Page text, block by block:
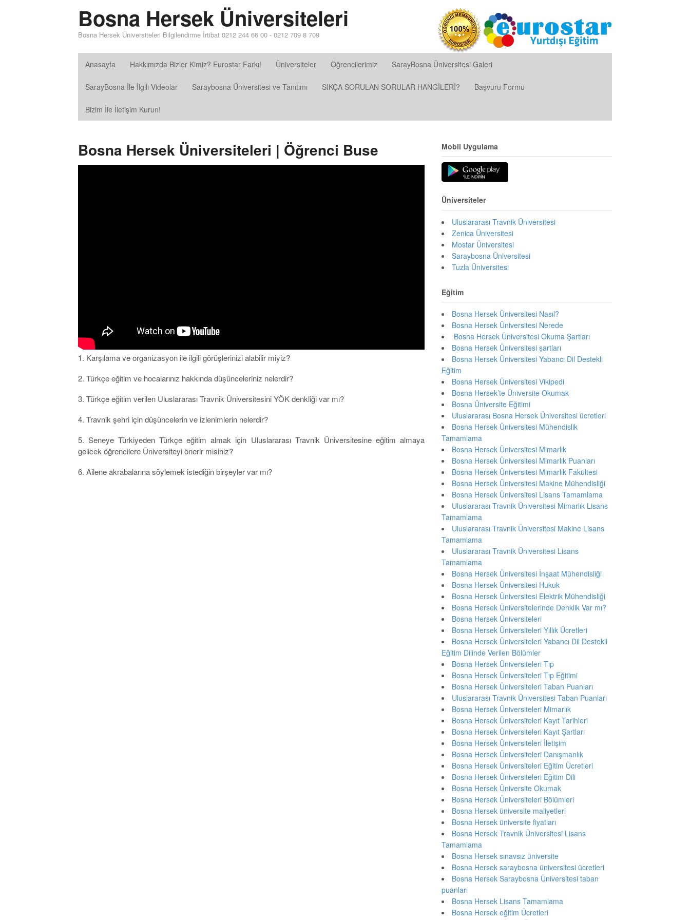
Bosna Hersek Üniversiteleri
Bosna Hersek Üniversiteleri Bilgilendirme İrtibat 0212 244 66 00 - 0212 709 8 709
Anasayfa Hakkımızda Bizler Kimiz? Eurostar Farkı! Üniversiteler Öğrencilerimiz SarayBosna Üniversitesi Galeri
SarayBosna İle İlgili Videolar Saraybosna Üniversitesi ve Tanıtımı SIKÇA SORULAN SORULAR HANGİLERİ? Başvuru Formu
Bizim İle İletişim Kurun!
Bosna Hersek Üniversiteleri | Öğrenci Buse
1. Karşılama ve organizasyon ile ilgili görüşlerinizi alabilir miyiz?
2. Türkçe eğitim ve hocalarınız hakkında düşünceleriniz nelerdir?
3. Türkçe eğitim verilen Uluslararası Travnik Üniversitesini YÖK denkliği var mı?
4. Travnik şehri için düşüncelerin ve izlenimlerin nelerdir?
5. Seneye Türkiyeden Türkçe eğitim almak için Uluslararası Travnik Üniversitesine eğitim almaya
gelicek öğrencilere Üniversiteyi önerir misiniz?
6. Ailene akrabalarına söylemek istediğin birşeyler var mı?
Mobil Uygulama
Üniversiteler
Uluslararası Travnik Üniversitesi
Zenica Üniversitesi
Mostar Üniversitesi
Saraybosna Üniversitesi
Tuzla Üniversitesi
Eğitim
Bosna Hersek Üniversitesi Nasıl?
Bosna Hersek Üniversitesi Nerede
Bosna Hersek Üniversitesi Okuma Şartları
Bosna Hersek Üniversitesi şartları
Bosna Hersek Üniversitesi Yabancı Dil Destekli
Eğitim
Bosna Hersek Üniversitesi Vikipedi
Bosna Hersek’te Üniversite Okumak
Bosna Üniversite Eğitimi
Uluslararası Bosna Hersek Üniversitesi ücretleri
Bosna Hersek Üniversitesi Mühendislik
Tamamlama
Bosna Hersek Üniversitesi Mimarlık
Bosna Hersek Üniversitesi Mimarlık Puanları
Bosna Hersek Üniversitesi Mimarlık Fakültesi
Bosna Hersek Üniversitesi Makine Mühendisliği
Bosna Hersek Üniversitesi Lisans Tamamlama
Uluslararası Travnik Üniversitesi Mimarlık Lisans
Tamamlama
Uluslararası Travnik Üniversitesi Makine Lisans
Tamamlama
Uluslararası Travnik Üniversitesi Lisans
Tamamlama
Bosna Hersek Üniversitesi İnşaat Mühendisliği
Bosna Hersek Üniversitesi Hukuk
Bosna Hersek Üniversitesi Elektrik Mühendisliği
Bosna Hersek Üniversitelerinde Denklik Var mı?
Bosna Hersek Üniversiteleri
Bosna Hersek Üniversiteleri Yıllık Ücretleri
Bosna Hersek Üniversiteleri Yabancı Dil Destekli
Eğitim Dilinde Verilen Bölümler
Bosna Hersek Üniversiteleri Tıp
Bosna Hersek Üniversiteleri Tıp Eğitimi
Bosna Hersek Üniversiteleri Taban Puanları
Uluslararası Travnik Üniversitesi Taban Puanları
Bosna Hersek Üniversiteleri Mimarlık
Bosna Hersek Üniversiteleri Kayıt Tarihleri
Bosna Hersek Üniversiteleri Kayıt Şartları
Bosna Hersek Üniversiteleri İletişim
Bosna Hersek Üniversiteleri Danışmanlık
Bosna Hersek Üniversiteleri Eğitim Ücretleri
Bosna Hersek Üniversiteleri Eğitim Dili
Bosna Hersek Üniversite Okumak
Bosna Hersek Üniversiteleri Bölümleri
Bosna Hersek üniversite maliyetleri
Bosna Hersek üniversite fiyatları
Bosna Hersek Travnik Üniversitesi Lisans
Tamamlama
Bosna Hersek sınavsız üniversite
Bosna Hersek saraybosna üniversitesi ücretleri
Bosna Hersek Saraybosna Üniversitesi taban
puanları
Bosna Hersek Lisans Tamamlama
Bosna Hersek eğitim Ücretleri